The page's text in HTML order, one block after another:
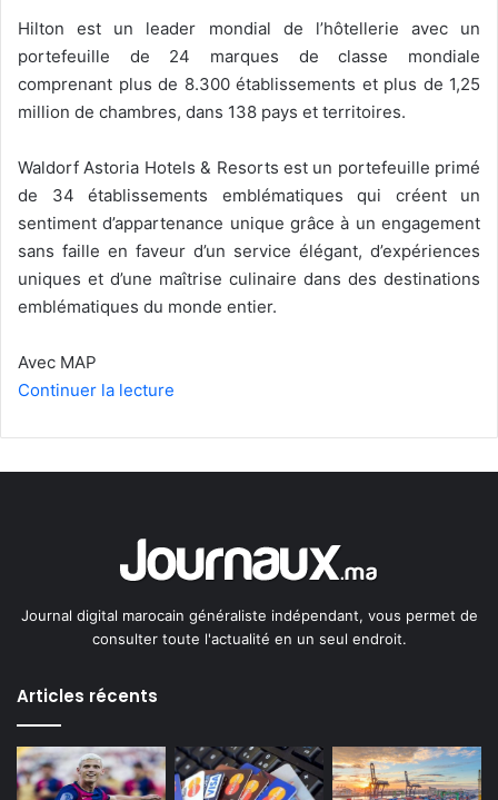
Hilton est un leader mondial de l’hôtellerie avec un
portefeuille de 24 marques de classe mondiale
comprenant plus de 8.300 établissements et plus de 1,25
million de chambres, dans 138 pays et territoires.
Waldorf Astoria Hotels & Resorts est un portefeuille primé
de 34 établissements emblématiques qui créent un
sentiment d’appartenance unique grâce à un engagement
sans faille en faveur d’un service élégant, d’expériences
uniques et d’une maîtrise culinaire dans des destinations
emblématiques du monde entier.
Avec MAP
Continuer la lecture
Journal digital marocain généraliste indépendant, vous permet de
consulter toute l'actualité en un seul endroit.
Articles récents